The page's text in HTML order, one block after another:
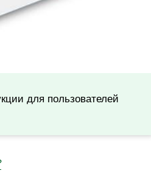
для пользователей